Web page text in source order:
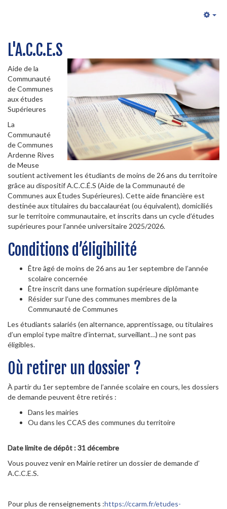
L'A.C.C.E.S
Aide de la
Communauté
de Communes
aux études
Supérieures
La
Communauté
de Communes
Ardenne Rives
de Meuse
soutient activement les étudiants de moins de 26 ans du territoire
grâce au dispositif A.C.C.É.S (Aide de la Communauté de
Communes aux Études Supérieures). Cette aide financière est
destinée aux titulaires du baccalauréat (ou équivalent), domiciliés
sur le territoire communautaire, et inscrits dans un cycle d’études
supérieures pour l’année universitaire 2025/2026.
Conditions d’éligibilité
Être âgé de moins de 26 ans au 1er septembre de l’année
scolaire concernée
Être inscrit dans une formation supérieure diplômante
Résider sur l’une des communes membres de la
Communauté de Communes
Les étudiants salariés (en alternance, apprentissage, ou titulaires
d’un emploi type maître d’internat, surveillant…) ne sont pas
éligibles.
Où retirer un dossier ?
À partir du 1er septembre de l’année scolaire en cours, les dossiers
de demande peuvent être retirés :
Dans les mairies
Ou dans les CCAS des communes du territoire
Date limite de dépôt : 31 décembre
Vous pouvez venir en Mairie retirer un dossier de demande d’
A.C.C.E.S.
Pour plus de renseignements :https://ccarm.fr/etudes-